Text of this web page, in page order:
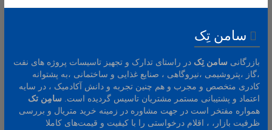
سامن تِک
بازرگانی سامن تِک در راستای تدارک و تجهیز تاسیسات پروژه های نفت
،گاز ،پتروشیمی ،نیروگاهی ، صنایع غذایی و ساختمانی ،به پشتوانه
کادری متخصص و مجرب و هم چنین تجربه و دانش آکادمیک ، در سایه
اعتماد و پشتیبانی مستمر مشتریان تاسیس گردیده است. سامِن تک
همواره مفتخر است در جهت مشاوره در زمینه خرید متریال و بررسی
ظرفیت بازار، ، اقلام درخواستی را با کیفیت و قیمت‌های کاملا